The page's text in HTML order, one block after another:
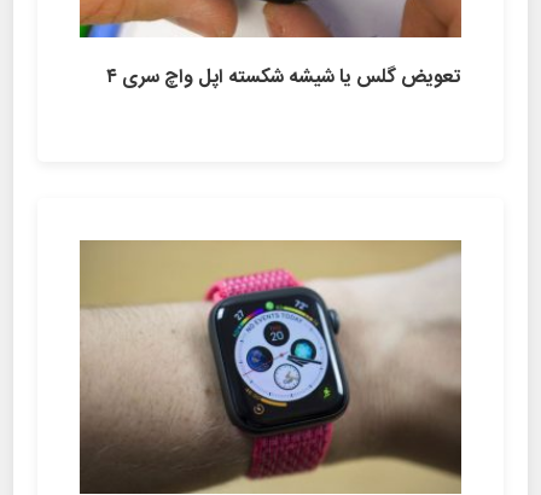
تعویض گلس یا شیشه شکسته اپل واچ سری ۴